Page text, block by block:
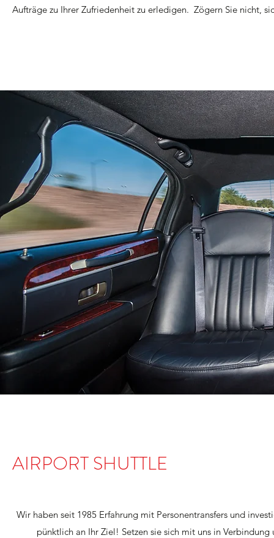
Aufträge zu Ihrer Zufriedenheit zu erledigen. Zögern Sie nicht,
AIRPORT SHUTTLE
Wir haben seit 1985 Erfahrung mit Personentransfers und
pünktlich an Ihr Ziel! Setzen sie sich mit uns in